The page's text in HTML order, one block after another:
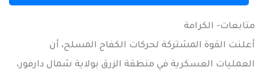
متابعات- الكرامة
أعلنت القوة المشتركة لحركات الكفاح المسلح، أن
العمليات العسكرية في منطقة الزرق بولاية شمال دارفور،